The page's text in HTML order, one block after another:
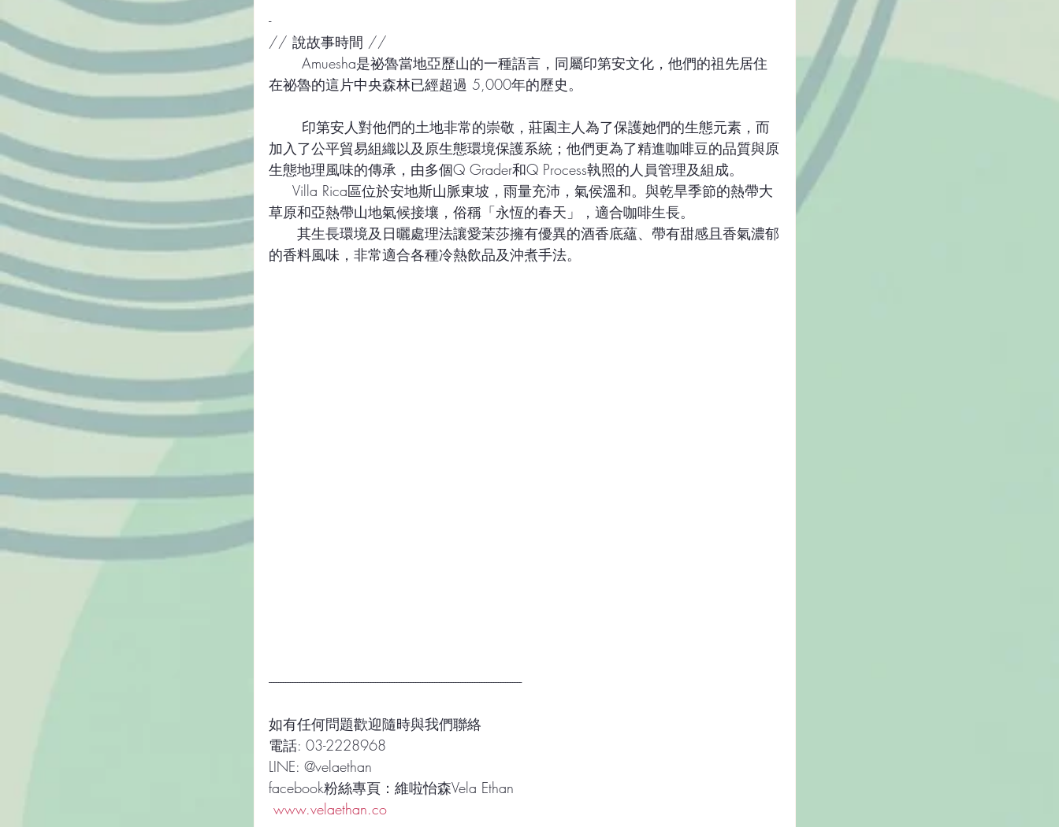
-
// 說故事時間 //
在祕魯的這⽚中央森林已經超過 5,000年的歷史。
加入了公平貿易組織以及原⽣態環境保護系統；他們更為了精進咖啡豆的品質與原
生態地理風味的傳承，由多個Q Grader和Q Process執照的⼈員管理及組成。
草原和亞熱帶山地氣候接壤，俗稱「永恆的春天」，適合咖啡生長。
的香料風味，非常適合各種冷熱飲品及沖煮手法。
-----------------------------------------------------------------------------------------------------------
如有任何問題歡迎隨時與我們聯絡
電話: 03-2228968
LINE: @velaethan
facebook粉絲專頁：維啦怡森Vela Ethan
www.velaethan.co